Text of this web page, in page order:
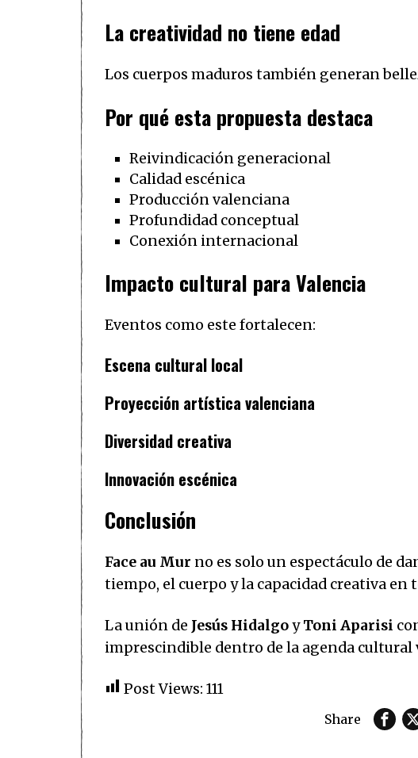
La creatividad no tiene edad
Los cuerpos maduros también generan
Por qué esta propuesta destaca
Reivindicación generacional
Calidad escénica
Producción valenciana
Profundidad conceptual
Conexión internacional
Impacto cultural para Valencia
Eventos como este fortalecen:
Escena cultural local
Proyección artística valenciana
Diversidad creativa
Innovación escénica
Conclusión
Face au Mur no es solo un espectáculo de
tiempo, el cuerpo y la capacidad creativa en
La unión de Jesús HidalgoyToni Aparisi
imprescindible dentro de la agenda cultural
Post Views: 111
Share